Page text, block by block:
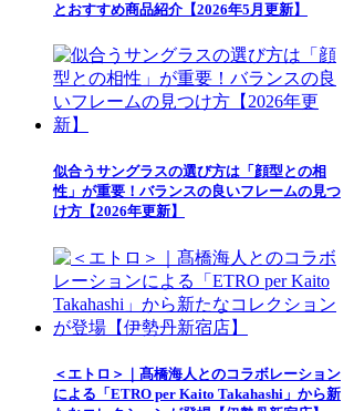
とおすすめ商品紹介【2026年5月更新】
似合うサングラスの選び方は「顔型との相
性」が重要！バランスの良いフレームの見つ
け方【2026年更新】
＜エトロ＞｜髙橋海人とのコラボレーション
による「ETRO per Kaito Takahashi」から新